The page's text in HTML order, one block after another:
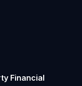
Financial